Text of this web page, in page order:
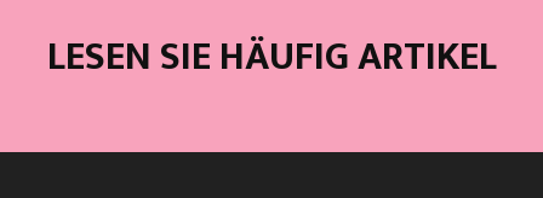
LESEN SIE HÄUFIG ARTIKEL